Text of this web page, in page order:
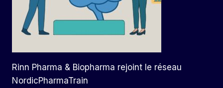
Rinn Pharma & Biopharma rejoint le réseau
NordicPharmaTrain